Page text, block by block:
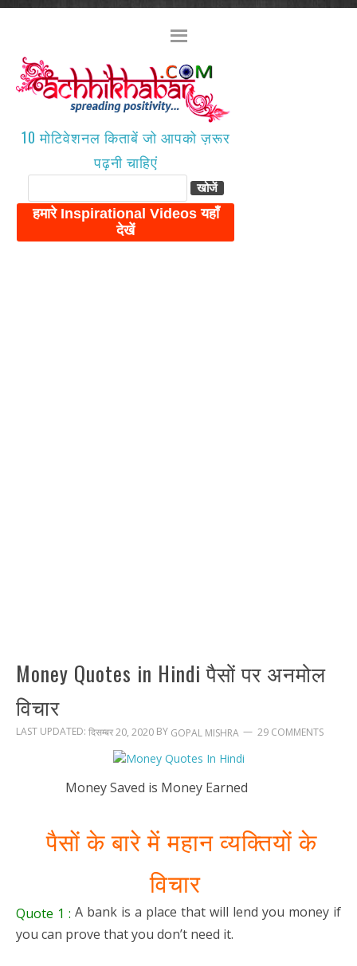
10 मोटिवेशनल किताबें जो आपको ज़रूर
पढ़नी चाहिएं
Money Quotes in Hindi पैसों पर अनमोल
विचार
LAST UPDATED: दिसम्बर 20, 2020 BY GOPAL MISHRA 29 COMMENTS
Money Saved is Money Earned
पैसों के बारे में महान व्यक्तियों के
विचार
Quote 1 : A bank is a place that will lend you money if
you can prove that you don’t need it.